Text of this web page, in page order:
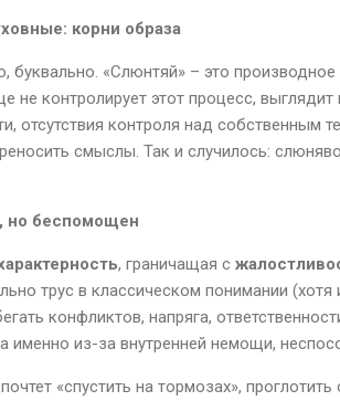
корни образа
буквально. «Слюнтяй» – это
не контролирует этот процесс,
отсутствия контроля над собственным
смыслы. Так и случилось:
но беспомощен
, граничащая с
трус в классическом понимании
конфликтов, напряга,
именно из-за внутренней немощи,
«спустить на тормозах»,